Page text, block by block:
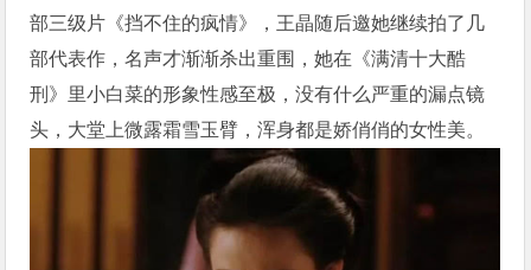
部三级片《挡不住的疯情》，王晶随后邀她继续拍了几
部代表作，名声才渐渐杀出重围，她在《满清十大酷
刑》里小白菜的形象性感至极，没有什么严重的漏点镜
头，大堂上微露霜雪玉臂，浑身都是娇俏俏的女性美。